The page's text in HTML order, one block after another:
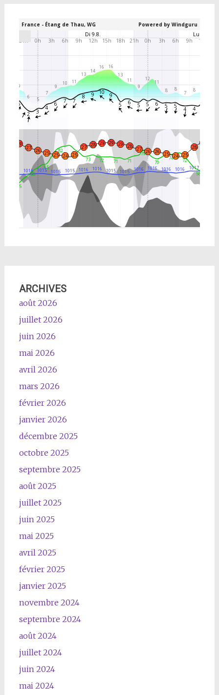
ARCHIVES
août 2026
juillet 2026
juin 2026
mai 2026
avril 2026
mars 2026
février 2026
janvier 2026
décembre 2025
octobre 2025
septembre 2025
août 2025
juillet 2025
juin 2025
mai 2025
avril 2025
février 2025
janvier 2025
novembre 2024
septembre 2024
août 2024
juillet 2024
juin 2024
mai 2024